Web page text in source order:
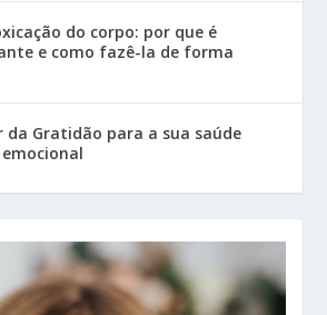
do corpo: por que é
e como fazê-la de forma
da Gratidão para a sua saúde
emocional